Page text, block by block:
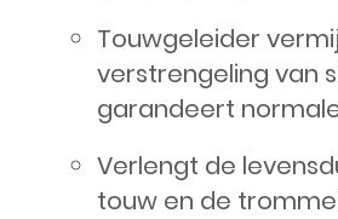
Touwgeleider
verstrengeling van
garandeert
Verlengt de
touw en de